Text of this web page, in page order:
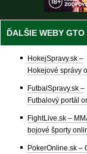
ĎALŠIE WEBY
HokejSpravy.sk –
Hokejové správy
FutbalSpravy.sk –
Futbalový portál
FightLive.sk –
bojové športy
PokerOnline.sk –